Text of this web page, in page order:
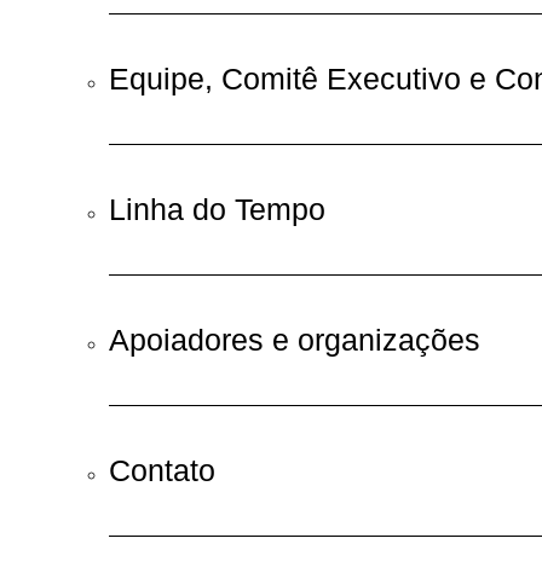
Equipe, Comitê Executivo e
Linha do Tempo
Apoiadores e organizações
Contato